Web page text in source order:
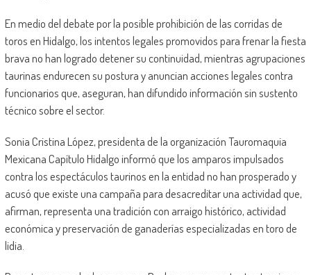
En medio del debate por la posible prohibición de las corridas de
toros en Hidalgo, los intentos legales promovidos para frenar la fiesta
brava no han logrado detener su continuidad, mientras agrupaciones
taurinas endurecen su postura y anuncian acciones legales contra
funcionarios que, aseguran, han difundido información sin sustento
técnico sobre el sector.
Sonia Cristina López, presidenta de la organización Tauromaquia
Mexicana Capítulo Hidalgo informó que los amparos impulsados
contra los espectáculos taurinos en la entidad no han prosperado y
acusó que existe una campaña para desacreditar una actividad que,
afirman, representa una tradición con arraigo histórico, actividad
económica y preservación de ganaderías especializadas en toro de
lidia.